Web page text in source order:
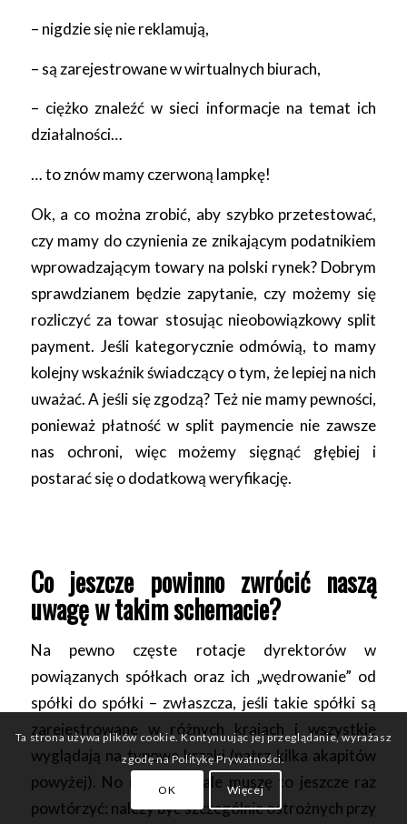
– nigdzie się nie reklamują,
– są zarejestrowane w wirtualnych biurach,
– ciężko znaleźć w sieci informacje na temat ich
działalności…
… to znów mamy czerwoną lampkę!
Ok, a co można zrobić, aby szybko przetestować,
czy mamy do czynienia ze znikającym podatnikiem
wprowadzającym towary na polski rynek? Dobrym
sprawdzianem będzie zapytanie, czy możemy się
rozliczyć za towar stosując nieobowiązkowy split
payment. Jeśli kategorycznie odmówią, to mamy
kolejny wskaźnik świadczący o tym, że lepiej na nich
uważać. A jeśli się zgodzą? Też nie mamy pewności,
ponieważ płatność w split paymencie nie zawsze
nas ochroni, więc możemy sięgnąć głębiej i
postarać się o dodatkową weryfikację.
Co jeszcze powinno zwrócić naszą
uwagę w takim schemacie?
Na pewno częste rotacje dyrektorów w
powiązanych spółkach oraz ich „wędrowanie” od
spółki do spółki – zwłaszcza, jeśli takie spółki są
zarejestrowane w różnych krajach i wszystkie
wyglądają na typowe krzaki (patrz kilka akapitów
powyżej). No i niestety, ale muszę to jeszcze raz
powtórzyć: należy być szczególnie ostrożnych przy
Ta strona używa plików cookie. Kontynuując jej przeglądanie, wyrażasz
zgodę na Politykę Prywatności.
OK Więcej